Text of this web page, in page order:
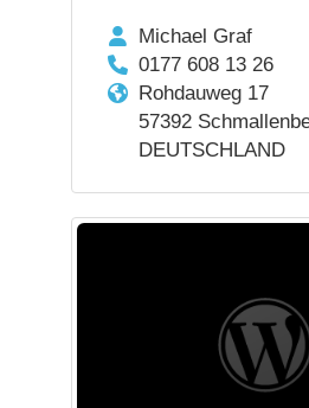
Michael Graf
0177 608 13 26
Rohdauweg 17
57392
DEUTSCHLAND